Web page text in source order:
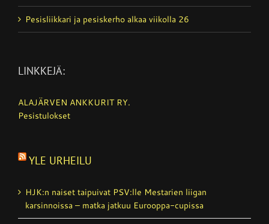
Pesisliikkari ja pesiskerho alkaa viikolla 26
LINKKEJÄ:
ALAJÄRVEN ANKKURIT RY.
Pesistulokset
YLE URHEILU
HJK:n naiset taipuivat PSV:lle Mestarien liigan
karsinnoissa – matka jatkuu Eurooppa-cupissa